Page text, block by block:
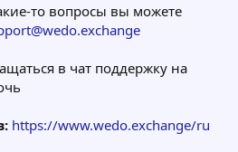
то вопросы вы можете
в чат поддержку на
https://www.wedo.exchange/ru